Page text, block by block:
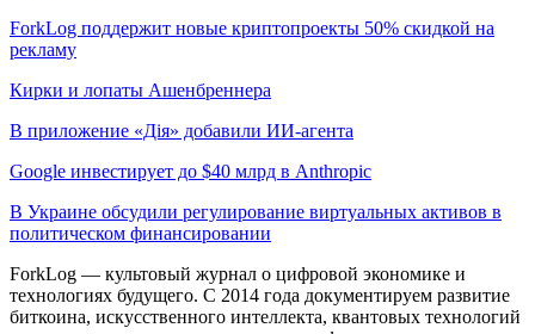
ForkLog поддержит новые криптопроекты 50% скидкой на
рекламу
Кирки и лопаты Ашенбреннера
В приложение «Дія» добавили ИИ-агента
Google инвестирует до $40 млрд в Anthropic
В Украине обсудили регулирование виртуальных активов в
политическом финансировании
ForkLog — культовый журнал о цифровой экономике и
технологиях будущего. С 2014 года документируем развитие
биткоина, искусственного интеллекта, квантовых технологий